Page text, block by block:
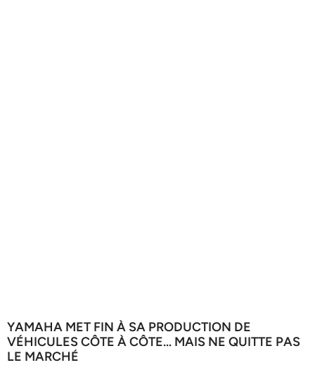
YAMAHA MET FIN À SA PRODUCTION DE
VÉHICULES CÔTE À CÔTE… MAIS NE QUITTE PAS
LE MARCHÉ